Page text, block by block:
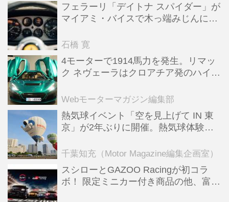
フェラーリ「デイトナ スパイダー」が
マイアミ・バイスで木っ端みじんにな
石橋 寛
4モーターで1914馬力を発生。リマッ
ク ネヴェーラはクロアチア発のハイパ
全版／115】
Webモーターマガジン編集部
熱気球イベント「空を見上げて IN 東
京」が2年ぶりに開催。熱気球体験搭
ンテンツも
千葉知充（Motor Magazine編集企画室）
スシローとGAZOO Racingが初コラ
ボ！ 限定ミニカー付き商品の他、富士